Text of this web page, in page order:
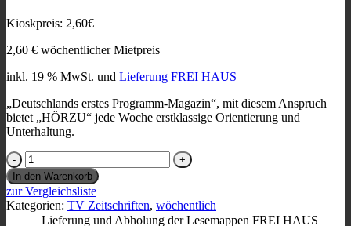
Kioskpreis: 2,60€
2,60 € wöchentlicher Mietpreis
inkl. 19 % MwSt. und Lieferung FREI HAUS
„Deutschlands erstes Programm-Magazin“, mit diesem Anspruch
bietet „HÖRZU“ jede Woche erstklassige Orientierung und
Unterhaltung.
Hörzu
Menge
In den Warenkorb
zur Vergleichsliste
Kategorien: TV Zeitschriften, wöchentlich
Lieferung und Abholung der Lesemappen FREI HAUS